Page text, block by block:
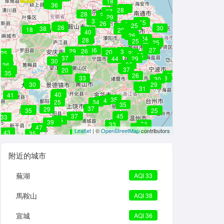
37
27
30
31
38
27
27
42
36
34
35
33
29
34
40
25
27
24
29
25
38
29
27
47
30
28
38
33
37
30
25
38
43
36
27
26
33
36
28
38
29
36
30
34
34
25
29
45
30
35
26
26
34
37
25
29
26
40
25
36
26
29
27
45
44
36
32
18
43
27
31
35
28
30
40
26
36
35
25
27
28
33
20
41 34
28
27
37
29
24
25
25
30
37
33
28
35
28
35
29
20
33
25
43
35
39
Leaflet | ©OpenStreetMapcontributors
附近的城市
蕪湖 AQI 33
馬鞍山 AQI 38
宣城 AQI 36